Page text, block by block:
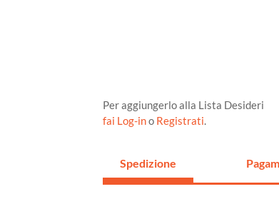
Per aggiungerlo alla Lista Desideri
fai Log-ino Registrati.
Spedizione